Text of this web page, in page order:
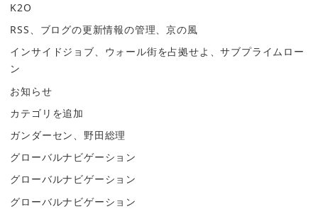
K2O
RSS、ブログの更新情報の管理、京の風
インサイドジョブ、ウォール街を占拠せよ、サブプライムロー
ン
お知らせ
カテゴリを追加
ガンダーセン、野田総理
グローバルナビゲーション
グローバルナビゲーション
グローバルナビゲーション